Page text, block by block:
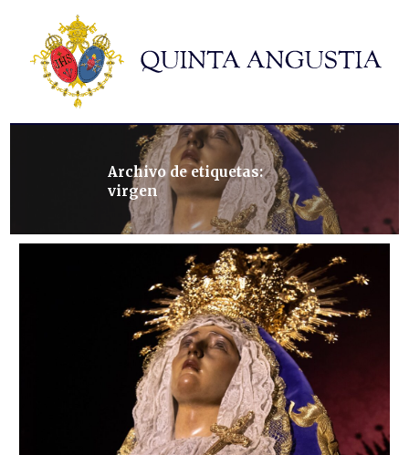
Hermandad
Titulares
Historia y patrimonio
Noticias
Archivo de etiquetas:
virgen